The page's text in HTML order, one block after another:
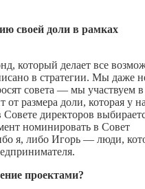
своей доли в рамках
который делает все
в стратегии. Мы даже
совета — мы участвуем в
размера доли, которая у
директоров
номинировать в Совет
я, либо Игорь — люди,
проектами?